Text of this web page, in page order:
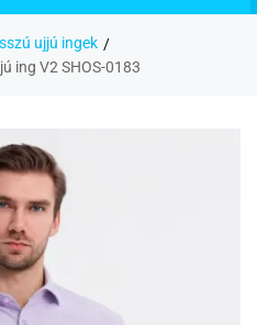
ujjú ingek
ing V2 SHOS-0183